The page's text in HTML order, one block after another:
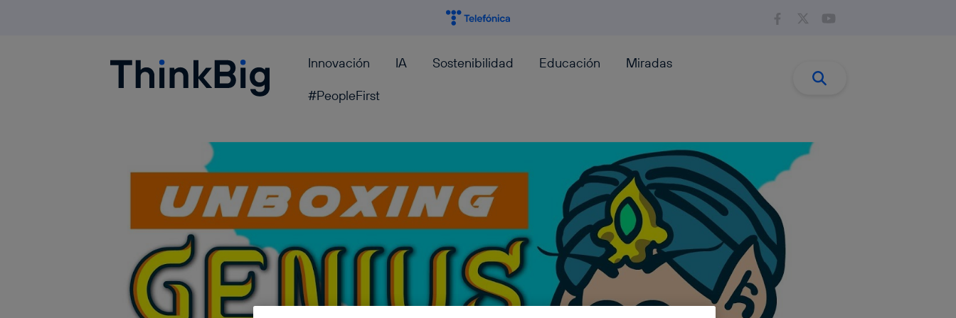
Blogthinkbig.com Innovación IA Sostenibilidad Educación
Miradas
#PeopleFirst
Buscar